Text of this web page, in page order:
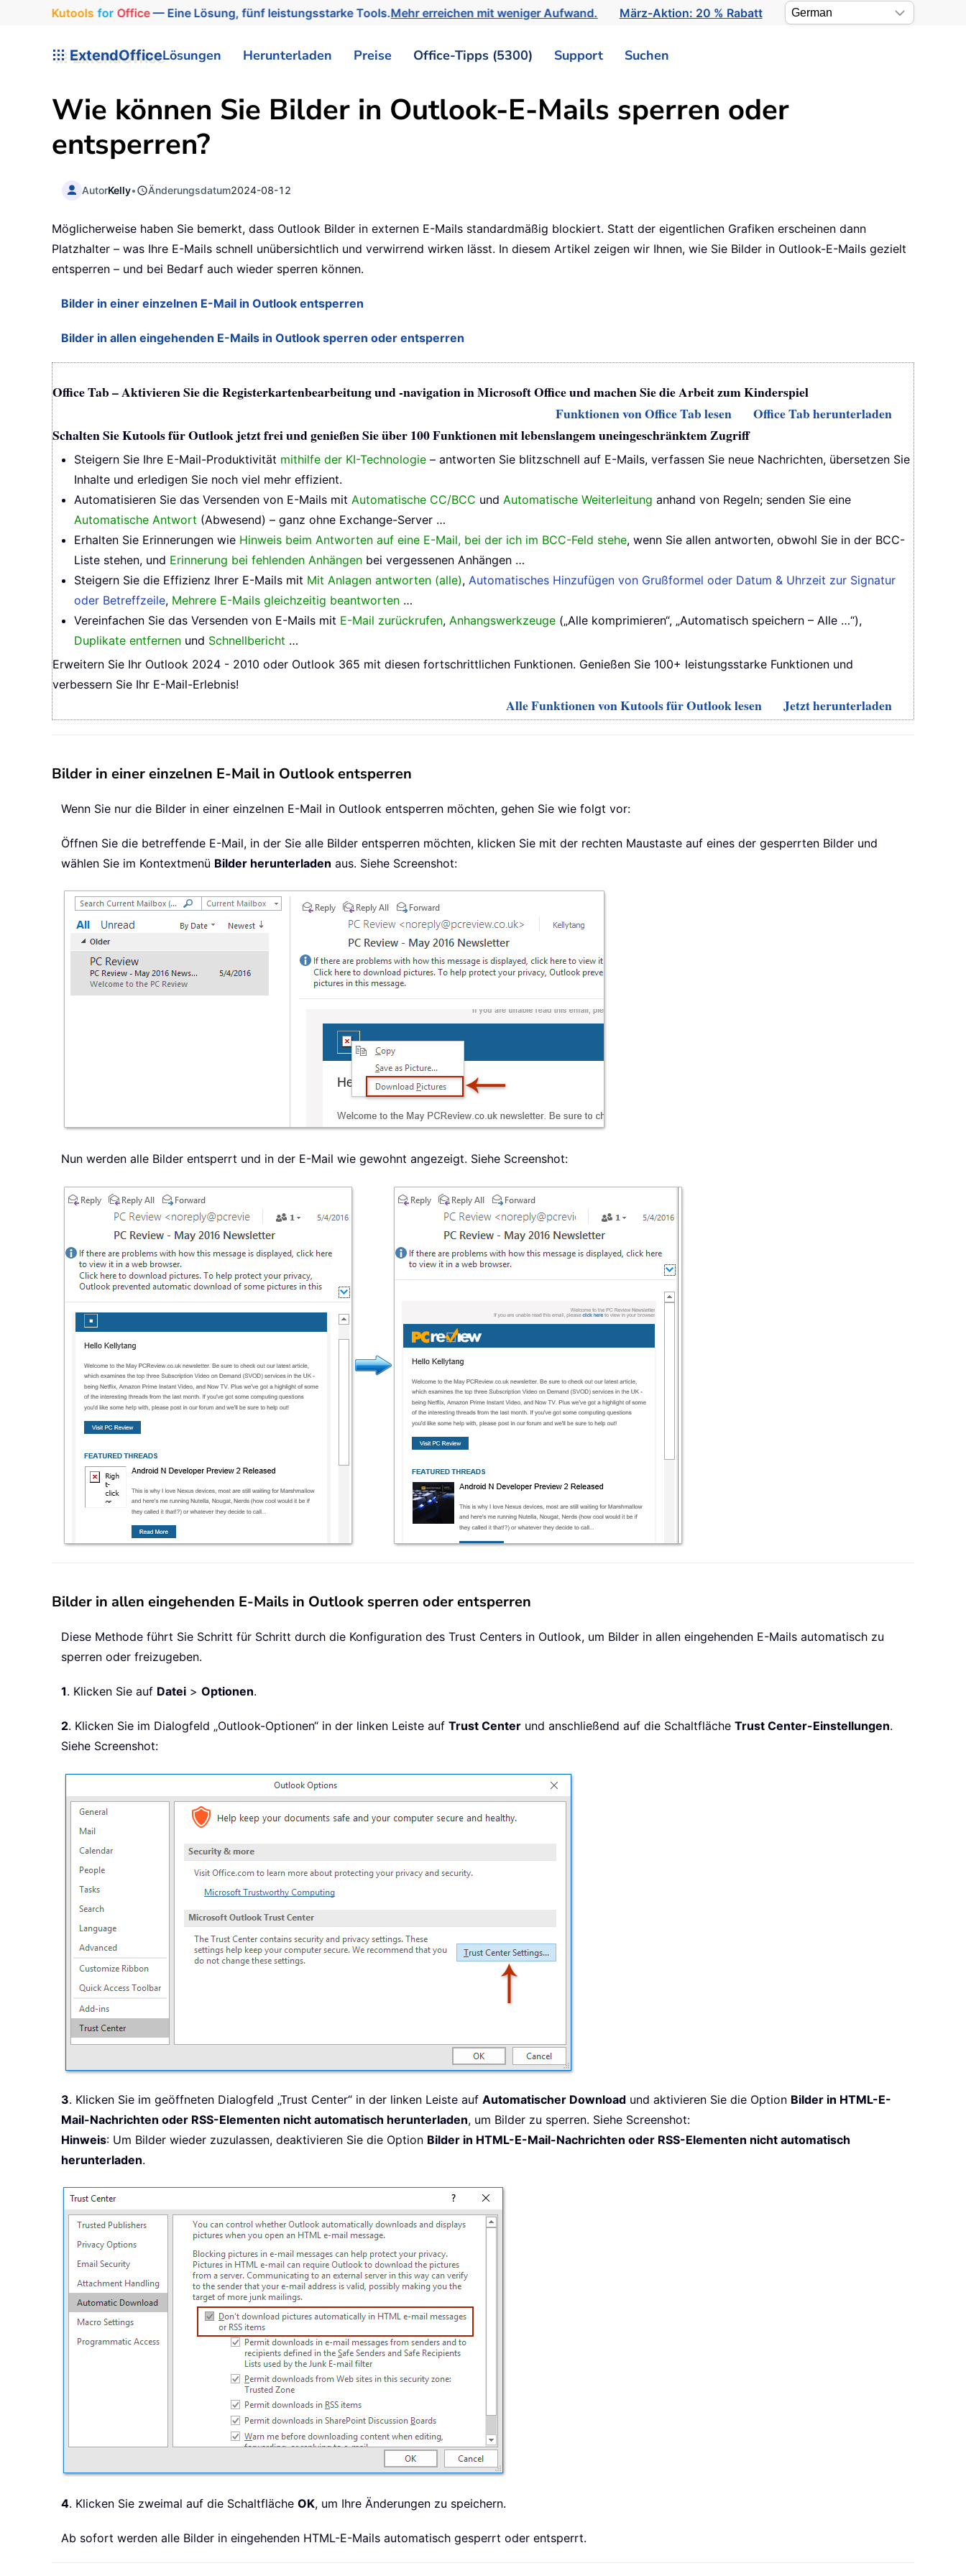
Kutools for Office— Eine Lösung, fünf leistungsstarke Tools.Mehr erreichen mit weniger Aufwand. März-Aktion: 20 % Rabatt
ExtendOfficeLösungen Herunterladen Preise Office-Tipps (5300) Support Suchen
Wie können Sie Bilder in Outlook-E-Mails sperren oder
entsperren?
AutorKelly• Änderungsdatum2024-08-12
Möglicherweise haben Sie bemerkt, dass Outlook Bilder in externen E-Mails standardmäßig blockiert. Statt der eigentlichen Grafiken erscheinen dann
Platzhalter – was Ihre E-Mails schnell unübersichtlich und verwirrend wirken lässt. In diesem Artikel zeigen wir Ihnen, wie Sie Bilder in Outlook-E-Mails gezielt
entsperren – und bei Bedarf auch wieder sperren können.
Bilder in einer einzelnen E-Mail in Outlook entsperren
Bilder in allen eingehenden E-Mails in Outlook sperren oder entsperren
Office Tab – Aktivieren Sie die Registerkartenbearbeitung und -navigation in Microsoft Office und machen Sie die Arbeit zum Kinderspiel
Funktionen von Office Tab lesen
Office Tab herunterladen
Schalten Sie Kutools für Outlook jetzt frei und genießen Sie über 100 Funktionen mit lebenslangem uneingeschränktem Zugriff
Steigern Sie Ihre E-Mail-Produktivität mithilfe der KI-Technologie – antworten Sie blitzschnell auf E-Mails, verfassen Sie neue Nachrichten, übersetzen Sie
Inhalte und erledigen Sie noch viel mehr effizient.
Automatisieren Sie das Versenden von E-Mails mit Automatische CC/BCC und Automatische Weiterleitung anhand von Regeln; senden Sie eine
Automatische Antwort (Abwesend) – ganz ohne Exchange-Server …
Erhalten Sie Erinnerungen wie Hinweis beim Antworten auf eine E-Mail, bei der ich im BCC-Feld stehe, wenn Sie allen antworten, obwohl Sie in der BCC-
Liste stehen, und Erinnerung bei fehlenden Anhängen bei vergessenen Anhängen …
Steigern Sie die Effizienz Ihrer E-Mails mit Mit Anlagen antworten (alle), Automatisches Hinzufügen von Grußformel oder Datum & Uhrzeit zur Signatur
oder Betreffzeile, Mehrere E-Mails gleichzeitig beantworten …
Vereinfachen Sie das Versenden von E-Mails mit E-Mail zurückrufen, Anhangswerkzeuge („Alle komprimieren“, „Automatisch speichern – Alle …“),
Duplikate entfernen und Schnellbericht …
Erweitern Sie Ihr Outlook 2024 - 2010 oder Outlook 365 mit diesen fortschrittlichen Funktionen. Genießen Sie 100+ leistungsstarke Funktionen und
verbessern Sie Ihr E-Mail-Erlebnis!
Alle Funktionen von Kutools für Outlook lesen Jetzt herunterladen
Bilder in einer einzelnen E-Mail in Outlook entsperren
Wenn Sie nur die Bilder in einer einzelnen E-Mail in Outlook entsperren möchten, gehen Sie wie folgt vor:
Öffnen Sie die betreffende E-Mail, in der Sie alle Bilder entsperren möchten, klicken Sie mit der rechten Maustaste auf eines der gesperrten Bilder und
wählen Sie im Kontextmenü Bilder herunterladen aus. Siehe Screenshot:
Nun werden alle Bilder entsperrt und in der E-Mail wie gewohnt angezeigt. Siehe Screenshot:
Bilder in allen eingehenden E-Mails in Outlook sperren oder entsperren
Diese Methode führt Sie Schritt für Schritt durch die Konfiguration des Trust Centers in Outlook, um Bilder in allen eingehenden E-Mails automatisch zu
sperren oder freizugeben.
1. Klicken Sie auf Datei > Optionen.
2. Klicken Sie im Dialogfeld „Outlook-Optionen“ in der linken Leiste auf Trust Center und anschließend auf die Schaltfläche Trust Center-Einstellungen.
Siehe Screenshot:
3. Klicken Sie im geöffneten Dialogfeld „Trust Center“ in der linken Leiste auf Automatischer Download und aktivieren Sie die Option Bilder in HTML-E-
Mail-Nachrichten oder RSS-Elementen nicht automatisch herunterladen, um Bilder zu sperren. Siehe Screenshot:
Hinweis: Um Bilder wieder zuzulassen, deaktivieren Sie die Option Bilder in HTML-E-Mail-Nachrichten oder RSS-Elementen nicht automatisch
herunterladen.
4. Klicken Sie zweimal auf die Schaltfläche OK, um Ihre Änderungen zu speichern.
Ab sofort werden alle Bilder in eingehenden HTML-E-Mails automatisch gesperrt oder entsperrt.